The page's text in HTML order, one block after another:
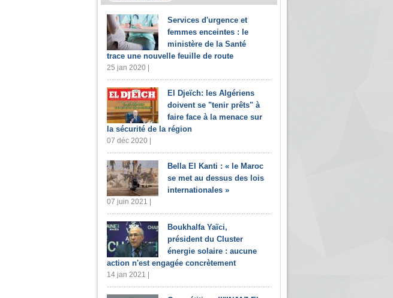
Services d'urgence et
femmes enceintes : le
ministère de la Santé
trace une nouvelle feuille de route
25 jan 2020 |
El Djeïch: les Algériens
doivent se "tenir prêts" à
faire face à la menace sur
la sécurité de la région
07 déc 2020 |
Bella El Kanti : « le Maroc
se met au dessus des lois
internationales »
07 juin 2021 |
Boukhalfa Yaïci,
président du Cluster
énergie solaire : aucune
action n'est engagée concrètement
14 jan 2021 |